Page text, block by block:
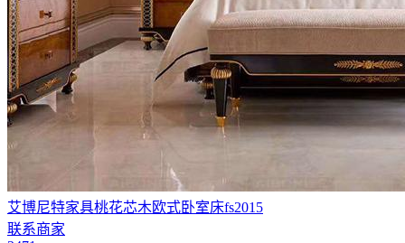
艾博尼特家具桃花芯木欧式卧室床fs2015
联系商家